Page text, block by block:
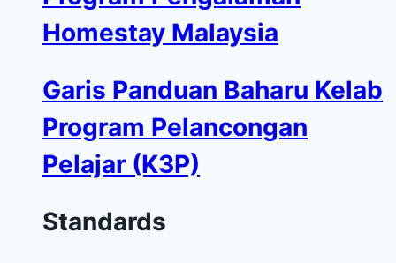
Homestay Malaysia
Garis Panduan Baharu Kelab
Program Pelancongan
Pelajar (K3P)
Standards